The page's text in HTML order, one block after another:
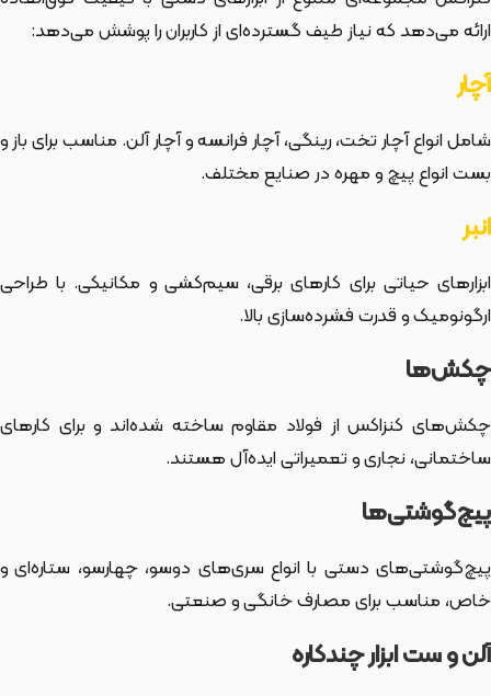
ارائه می‌دهد که نیاز طیف گسترده‌ای از کاربران را پوشش می‌دهد:
آچار
شامل انواع آچار تخت، رینگی، آچار فرانسه و آچار آلن. مناسب برای باز و
بست انواع پیچ و مهره در صنایع مختلف.
انبر
ابزارهای حیاتی برای کارهای برقی، سیم‌کشی و مکانیکی. با طراحی
ارگونومیک و قدرت فشرده‌سازی بالا.
چکش‌ها
چکش‌های کنزاکس از فولاد مقاوم ساخته شده‌اند و برای کارهای
ساختمانی، نجاری و تعمیراتی ایده‌آل هستند.
پیچ‌گوشتی‌ها
پیچ‌گوشتی‌های دستی با انواع سری‌های دوسو، چهارسو، ستاره‌ای و
خاص، مناسب برای مصارف خانگی و صنعتی.
آلن و ست ابزار چندکاره